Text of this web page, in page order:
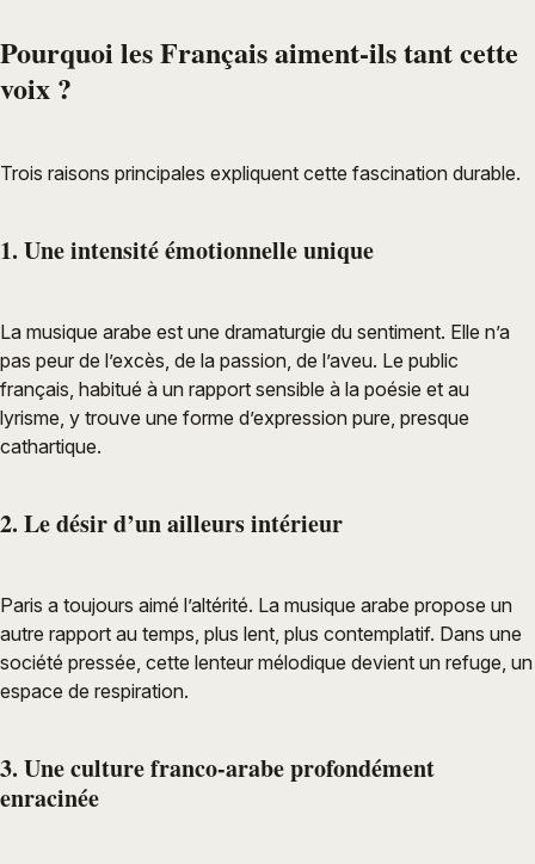
Pourquoi les Français aiment-ils tant cette
voix ?
Trois raisons principales expliquent cette fascination durable.
1. Une intensité émotionnelle unique
La musique arabe est une dramaturgie du sentiment. Elle n’a
pas peur de l’excès, de la passion, de l’aveu. Le public
français, habitué à un rapport sensible à la poésie et au
lyrisme, y trouve une forme d’expression pure, presque
cathartique.
2. Le désir d’un ailleurs intérieur
Paris a toujours aimé l’altérité. La musique arabe propose un
autre rapport au temps, plus lent, plus contemplatif. Dans une
société pressée, cette lenteur mélodique devient un refuge, un
espace de respiration.
3. Une culture franco-arabe profondément
enracinée